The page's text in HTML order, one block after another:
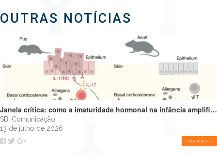
OUTRAS NOTÍCIAS
Janela crítica: como a imaturidade hormonal na infância amplifica alergias e programa o futuro do sistema imune
SBI Comunicação
13 de julho de 2026
LEIA MAIS >